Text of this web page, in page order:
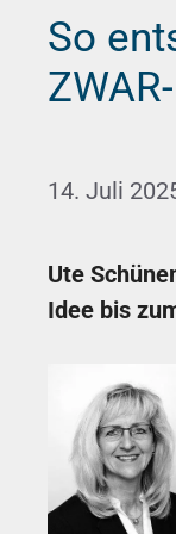
So
14. Juli
Ute
Idee bis